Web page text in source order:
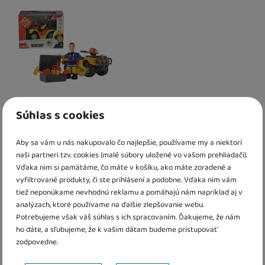
Súhlas s cookies
Aby sa vám u nás nakupovalo čo najlepšie, používame my a niektorí
naši partneri tzv. cookies (malé súbory uložené vo vašom prehliadači).
Vďaka nim si pamätáme, čo máte v košíku, ako máte zoradené a
vyfiltrované produkty, či ste prihlásení a podobne. Vďaka nim vám
tiež neponúkame nevhodnú reklamu a pomáhajú nám napríklad aj v
analýzach, ktoré používame na ďalšie zlepšovanie webu.
Potrebujeme však váš súhlas s ich spracovaním. Ďakujeme, že nám
ho dáte, a sľubujeme, že k vašim dátam budeme pristupovať
zodpovedne.
Požiarnik Sam Mercury
12,60€
K dispozícii
Kdy zboží dostanete?
Osobný odber vo výdajnom mieste14. 8.
U Vás doma17. 8.
9,50€
K dispozícii
Kdy zboží dostanete?
Osobný odber vo výdajnom mieste
U Vás doma18. 8.
Obľúbené